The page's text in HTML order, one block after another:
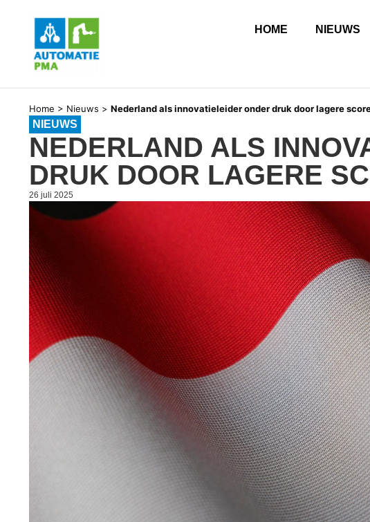
HOME NIEUWS
Home > Nieuws > Nederland als innovatieleider onder druk door lagere
NIEUWS
NEDERLAND ALS
DRUK DOOR LAGERE
26 juli 2025